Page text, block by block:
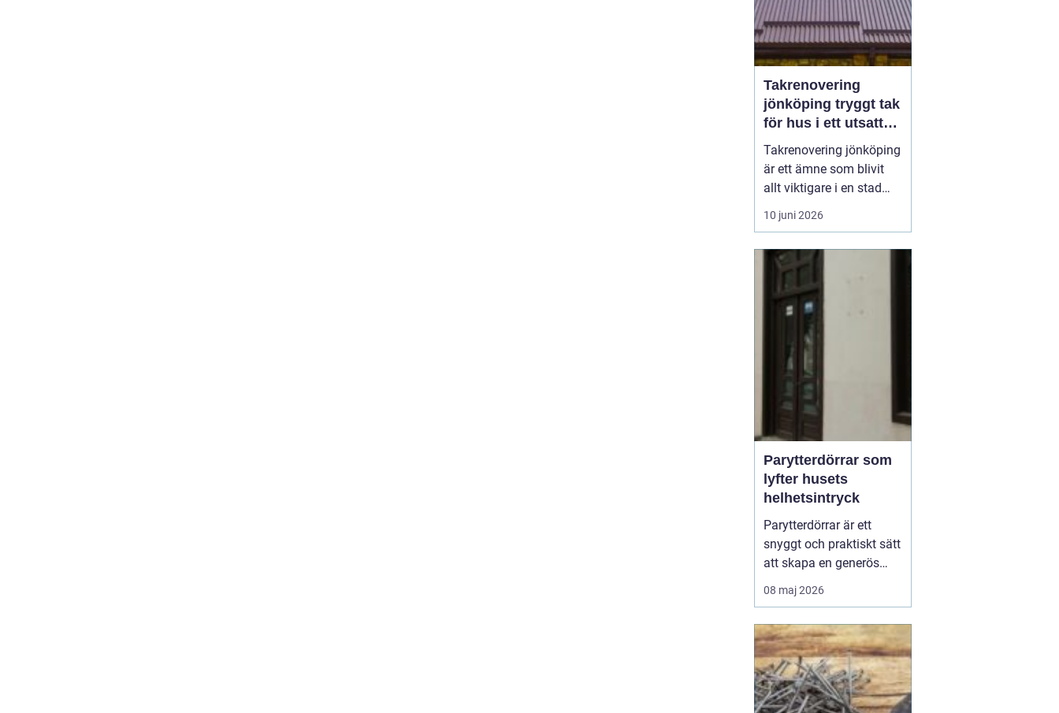
Takrenovering
jönköping tryggt tak
för hus i ett utsatt
klimat
Takrenovering jönköping
är ett ämne som blivit
allt viktigare i en stad
där väderväxlingar,
kraftiga regn och vintrar
tak på hårda prov.
Många fastighetsägare
frågar sig om ett slitet
tak ska lagas, renoveras
eller bytas helt, o...
10 juni 2026
Parytterdörrar som
lyfter husets
helhetsintryck
Parytterdörrar är ett
snyggt och praktiskt sätt
att skapa en generös
entré, samtidigt som
huset får en mer
välkomnande känsla.
Parytterdörrar ger
bredare passage, mer
ljus och en tydlig
08 maj 2026